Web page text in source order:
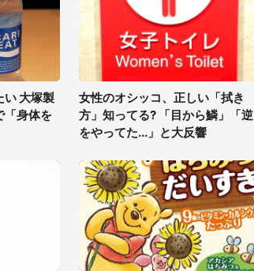
い 大塚製
「身体を
女性のオシッコ、正しい「拭き
方」知ってる? 「目から鱗」「逆
をやってた...」と大反響